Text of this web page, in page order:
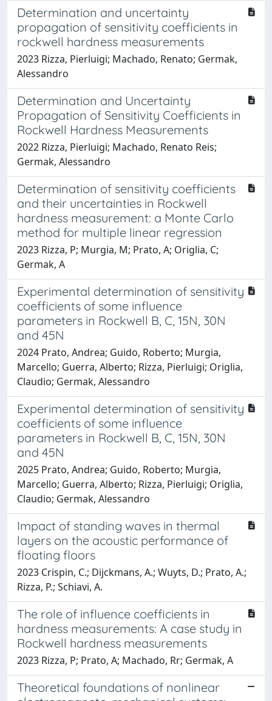
Determination and uncertainty
propagation of sensitivity coefficients in
rockwell hardness measurements
2023 Rizza, Pierluigi; Machado, Renato; Germak,
Alessandro
Determination and Uncertainty
Propagation of Sensitivity Coefficients in
Rockwell Hardness Measurements
2022 Rizza, Pierluigi; Machado, Renato Reis;
Germak, Alessandro
Determination of sensitivity coefficients
and their uncertainties in Rockwell
hardness measurement: a Monte Carlo
method for multiple linear regression
2023 Rizza, P; Murgia, M; Prato, A; Origlia, C;
Germak, A
Experimental determination of sensitivity
coefficients of some influence
parameters in Rockwell B, C, 15N, 30N
and 45N
2024 Prato, Andrea; Guido, Roberto; Murgia,
Marcello; Guerra, Alberto; Rizza, Pierluigi; Origlia,
Claudio; Germak, Alessandro
Experimental determination of sensitivity
coefficients of some influence
parameters in Rockwell B, C, 15N, 30N
and 45N
2025 Prato, Andrea; Guido, Roberto; Murgia,
Marcello; Guerra, Alberto; Rizza, Pierluigi; Origlia,
Claudio; Germak, Alessandro
Impact of standing waves in thermal
layers on the acoustic performance of
floating floors
2023 Crispin, C.; Dijckmans, A.; Wuyts, D.; Prato, A.;
Rizza, P.; Schiavi, A.
The role of influence coefficients in
hardness measurements: A case study in
Rockwell hardness measurements
2023 Rizza, P; Prato, A; Machado, Rr; Germak, A
Theoretical foundations of nonlinear